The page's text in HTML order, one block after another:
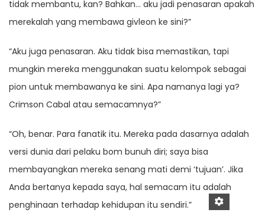
tidak membantu, kan? Bahkan… aku jadi penasaran apakah
merekalah yang membawa givleon ke sini?”
“Aku juga penasaran. Aku tidak bisa memastikan, tapi
mungkin mereka menggunakan suatu kelompok sebagai
pion untuk membawanya ke sini. Apa namanya lagi ya?
Crimson Cabal atau semacamnya?”
“Oh, benar. Para fanatik itu. Mereka pada dasarnya adalah
versi dunia dari pelaku bom bunuh diri; saya bisa
membayangkan mereka senang mati demi ‘tujuan’. Jika
Anda bertanya kepada saya, hal semacam itu adalah
penghinaan terhadap kehidupan itu sendiri.”